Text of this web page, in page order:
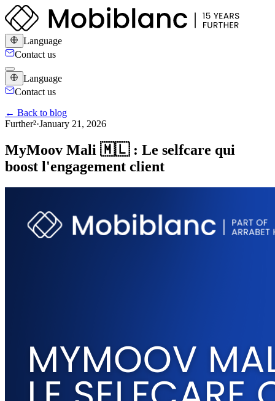
Language
Contact us
Language
Contact us
← Back to blog
Further²·January 21, 2026
MyMoov Mali 🇲🇱 : Le selfcare qui
boost l'engagement client